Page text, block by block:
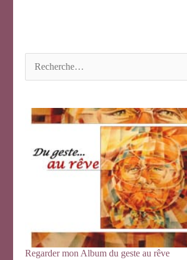
c
Regarder mon Album du geste au rêve